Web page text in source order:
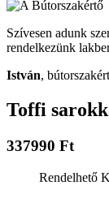
Szívesen adunk
rendelkezünk
István,
Toffi
337990 Ft
Rendelhető